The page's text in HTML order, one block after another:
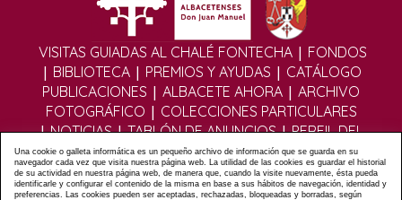
VISITAS GUIADAS AL CHALÉ FONTECHA | FONDOS
| BIBLIOTECA| PREMIOS Y AYUDAS | CATÁLOGO
PUBLICACIONES | ALBACETE AHORA | ARCHIVO
FOTOGRÁFICO | COLECCIONES PARTICULARES
|NOTICIAS|TABLÓN DE ANUNCIOS|PERFIL DEL
CONTRATANTE|EDITORIAL DIGITAL|MULTIMEDIA
|FOROS|FORMULARIO DE CONTACTO|POLÍTICA
PRIVACIDAD|POLÍTICA COOKIES|AVISO LEGAL
Una cookie o galleta informática es un pequeño archivo de información que se guarda en su
navegador cada vez que visita nuestra página web. La utilidad de las cookies es guardar el historial
de su actividad en nuestra página web, de manera que, cuando la visite nuevamente, ésta pueda
identificarle y configurar el contenido de la misma en base a sus hábitos de navegación, identidad y
preferencias. Las cookies pueden ser aceptadas, rechazadas, bloqueadas y borradas, según